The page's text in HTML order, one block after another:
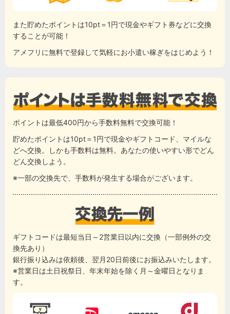
また貯めたポイントは10pt＝1円で現金やギフト券などに交換
することが可能！
アメフリに無料で登録して気軽にお小遣い稼ぎをはじめよう！
ポイントは最低400円から手数料無料で交換可能！
貯めたポイントは10pt＝1円で現金やギフトコード、マイルな
どへ交換。しかも手数料は無料。あなたの使いやすい形でどん
どん交換しよう。
※一部の交換先で、手数料が発生する場合がございます。
ギフトコードは最短当日～2営業日以内に交換（一部例外の交
換先あり）
銀行振り込みは依頼後、翌月20日前後にお振込みいたします。
※営業日は土日祝祭日、年末年始を除く月～金曜日となりま
す。